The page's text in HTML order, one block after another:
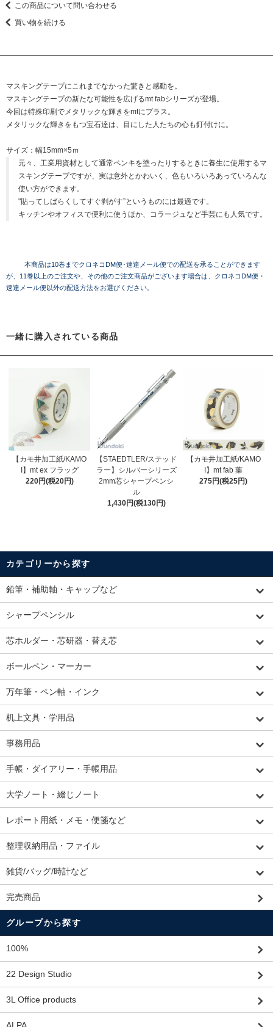
この商品について問い合わせる
買い物を続ける
マスキングテープにこれまでなかった驚きと感動を。
マスキングテープの新たな可能性を広げるmt fabシリーズが登場。
今回は特殊印刷でメタリックな輝きをmtにプラス。
メタリックな輝きをもつ宝石達は、目にした人たちの心も釘付けに。
サイズ：幅15mm×5ｍ
元々、工業用資材として通常ペンキを塗ったりするときに養生に使用するマ
スキングテープですが、実は意外とかわいく、色もいろいろあっていろんな
使い方ができます。
"貼ってしばらくしてすぐ剥がす”というものには最適です。
キッチンやオフィスで便利に使うほか、コラージュなど手芸にも人気です。
本商品は10巻までクロネコDM便･速達メール便での配送を承ることができます
が、11巻以上のご注文や、その他のご注文商品がございます場合は、クロネコDM便・
速達メール便以外の配送方法をお選びください。
一緒に購入されている商品
【カモ井加工紙/KAMO
I】mt ex フラッグ
220円(税20円)
【STAEDTLER/ステッド
ラー】シルバーシリーズ
2mm芯シャープペンシ
ル
1,430円(税130円)
【カモ井加工紙/KAMO
I】mt fab 葉
275円(税25円)
カテゴリーから探す
鉛筆・補助軸・キャップなど
シャープペンシル
芯ホルダー・芯研器・替え芯
ボールペン・マーカー
万年筆・ペン軸・インク
机上文具・学用品
事務用品
手帳・ダイアリー・手帳用品
大学ノート・綴じノート
レポート用紙・メモ・便箋など
整理収納用品・ファイル
雑貨/バッグ/時計など
完売商品
グループから探す
100%
22 Design Studio
3L Office products
ALPA